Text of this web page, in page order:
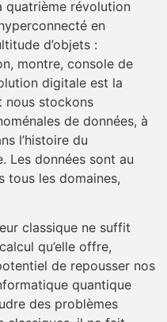
quatrième révolution
en
d’objets :
montre, console de
digitale est la
nous stockons
de données, à
l’histoire du
Les données sont au
tous les domaines,
classique ne suffit
qu’elle offre,
de repousser nos
quantique
des problèmes